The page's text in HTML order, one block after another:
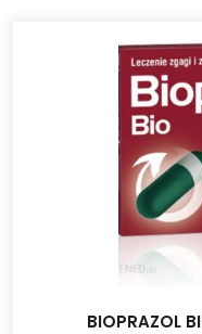
BIOPRAZOL